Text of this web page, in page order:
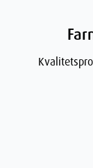
Aqua Purificata,
Chinensis
(Sheasmør),
(Melkesyre), Cera
mais), Citrus
glycin (fra
Bergamia